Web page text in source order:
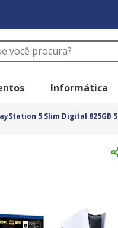
procura?
Informática
5 Slim Digital 825GB